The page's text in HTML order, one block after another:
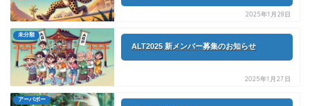
2025年1月28日
未分類
ALT2025 新メンバー募集のお知らせ
2025年1月27日
アーパボー